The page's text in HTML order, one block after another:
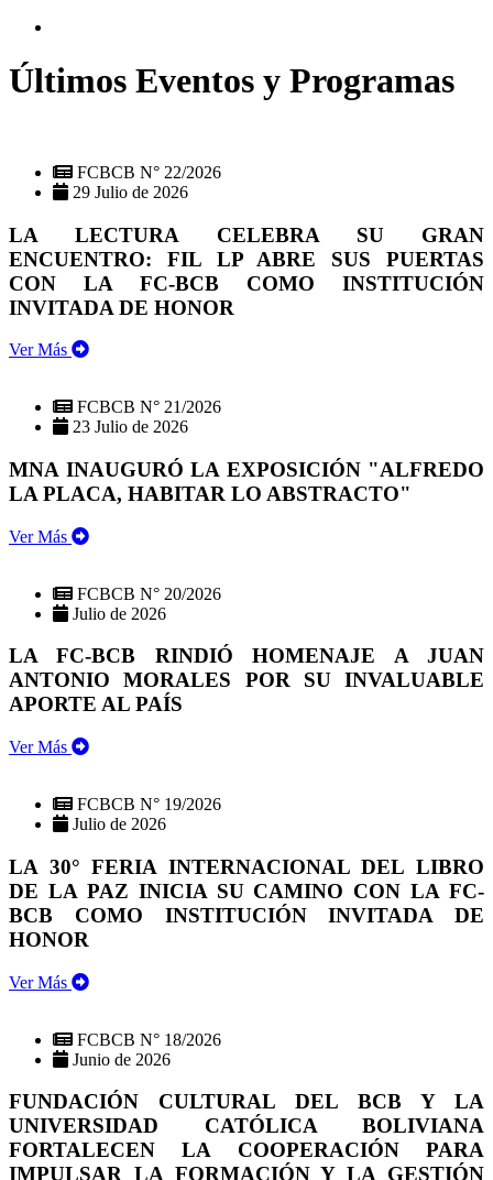
Últimos Eventos y Programas
FCBCB N° 22/2026
29 Julio de 2026
LA LECTURA CELEBRA SU GRAN
ENCUENTRO: FIL LP ABRE SUS PUERTAS
CON LA FC-BCB COMO INSTITUCIÓN
INVITADA DE HONOR
Ver Más
FCBCB N° 21/2026
23 Julio de 2026
MNA INAUGURÓ LA EXPOSICIÓN "ALFREDO
LA PLACA, HABITAR LO ABSTRACTO"
Ver Más
FCBCB N° 20/2026
Julio de 2026
LA FC-BCB RINDIÓ HOMENAJE A JUAN
ANTONIO MORALES POR SU INVALUABLE
APORTE AL PAÍS
Ver Más
FCBCB N° 19/2026
Julio de 2026
LA 30° FERIA INTERNACIONAL DEL LIBRO
DE LA PAZ INICIA SU CAMINO CON LA FC-
BCB COMO INSTITUCIÓN INVITADA DE
HONOR
Ver Más
FCBCB N° 18/2026
Junio de 2026
FUNDACIÓN CULTURAL DEL BCB Y LA
UNIVERSIDAD CATÓLICA BOLIVIANA
FORTALECEN LA COOPERACIÓN PARA
IMPULSAR LA FORMACIÓN Y LA GESTIÓN